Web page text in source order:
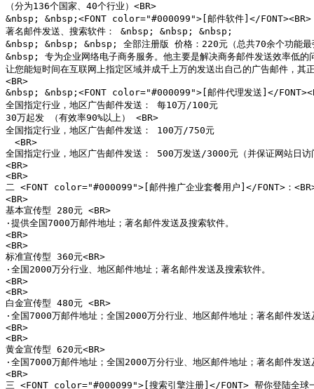
（分为136个国家、40个行业）<BR>
&nbsp; &nbsp;<FONT color="#000099">[邮件软件]</FONT><BR>
著名邮件发送、搜索软件： &nbsp; &nbsp; &nbsp;
&nbsp; &nbsp; &nbsp; 全部注册版 价格：220元（总共70余个功能最
&nbsp; 专为企业网络电子商务服务。他主要是解决商务邮件发送效率低
让您能短时间在互联网上指定区域并成千上万的发送出自己的广告邮件，其
<BR>
&nbsp; &nbsp;<FONT color="#000099">[邮件代理发送]</
全国指定行业，地区广告邮件发送： 每10万/100元
30万起发 （有效率90%以上） <BR>
全国指定行业，地区广告邮件发送： 100万/750元
<BR>
全国指定行业，地区广告邮件发送： 500万发送/3000元（并保证网站日
<BR>
<BR>
二 <FONT color="#000099">[邮件推广企业套餐用户]</FONT>：
<BR>
基本宣传型 280元 <BR>
·提供全国7000万邮件地址；著名邮件发送及搜索软件。
<BR>
<BR>
标准宣传型 360元<BR>
·全国2000万分行业、地区邮件地址；著名邮件发送及搜索软件。
<BR>
<BR>
白金宣传型 480元 <BR>
·全国7000万邮件地址；全国2000万分行业、地区邮件地址；著名邮件发送
<BR>
<BR>
黄金宣传型 620元<BR>
·全国7000万邮件地址；全国2000万分行业、地区邮件地址；著名邮件发
<BR>
三 <FONT color="#000099">[搜索引擎注册]</FONT> 帮你登陆全球一